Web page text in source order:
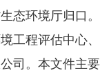
态环境厅归口
工程评估中心
司。本文件主